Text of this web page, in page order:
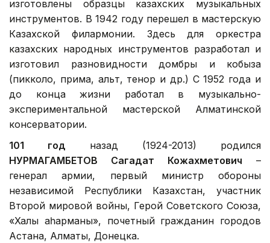
изготовлены образцы казахских музыкальных
инструментов. В 1942 году перешел в мастерскую
Казахской филармонии. Здесь для оркестра
казахских народных инструментов разработал и
изготовил разновидности домбры и кобыза
(пикколо, прима, альт, тенор и др.) С 1952 года и
до конца жизни работал в музыкально-
экспериментальной мастерской Алматинской
консерватории.
101 год назад (1924-2013) родился
НУРМАГАМБЕТОВ Сагадат Кожахметович –
генерал армии, первый министр обороны
независимой Республики Казахстан, участник
Второй мировой войны, Герой Советского Союза,
«Халық қаһарманы», почетный гражданин городов
Астана, Алматы, Донецка.